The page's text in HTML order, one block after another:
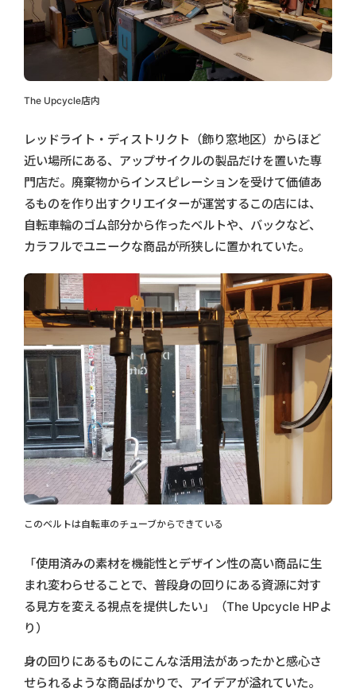
The Upcycle店内
レッドライト・ディストリクト（飾り窓地区）からほど
近い場所にある、アップサイクルの製品だけを置いた専
門店だ。廃棄物からインスピレーションを受けて価値あ
るものを作り出すクリエイターが運営するこの店には、
自転車輪のゴム部分から作ったベルトや、バックなど、
カラフルでユニークな商品が所狭しに置かれていた。
このベルトは自転車のチューブからできている
「使用済みの素材を機能性とデザイン性の高い商品に生
まれ変わらせることで、普段身の回りにある資源に対す
る見方を変える視点を提供したい」（The Upcycle HPよ
り）
身の回りにあるものにこんな活用法があったかと感心さ
せられるような商品ばかりで、アイデアが溢れていた。